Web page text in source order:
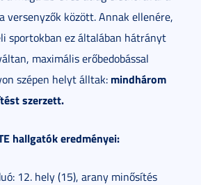
versenyzők között. Annak ellenére,
sportokban ez általában hátrányt
maximális erőbedobással
szépen helyt álltak: mindhárom
szerzett.
hallgatók eredményei:
12. hely (15), arany minősítés